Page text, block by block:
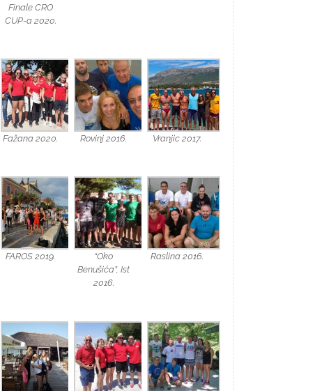
Finale CRO
CUP-a 2020.
Fažana 2020. Rovinj 2016. Vranjic 2017.
FAROS 2019.
“Oko
Benušića”, Ist
2016.
Raslina 2016.